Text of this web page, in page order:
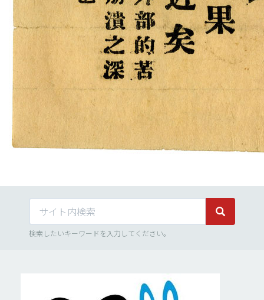
サイト内検索 サイト内
検索したいキーワードを入力してください。